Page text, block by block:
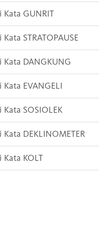
Kata GUNRIT
STRATOPAUSE
Kata DANGKUNG
Kata EVANGELI
Kata SOSIOLEK
Kata DEKLINOMETER
Kata KOLT